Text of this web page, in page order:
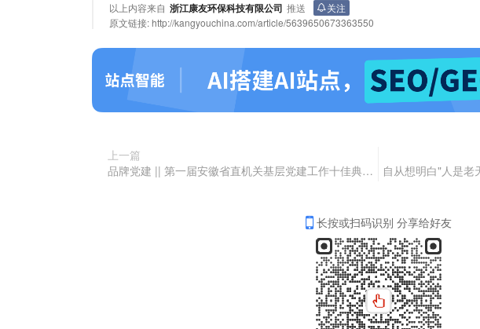
以上内容来自 浙江康友环保科技有限公司 推送
关注
原文链接:http://kangyouchina.com/article/5639650673363550
上一篇
品牌党建 || 第一届安徽省直机关基层党建工作十佳典型案例 —— 主题党日类（第二期）
长按或扫码识别 分享给好友